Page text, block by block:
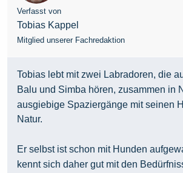
Verfasst von
Tobias Kappel
Mitglied unserer Fachredaktion
Tobias lebt mit zwei Labradoren, die
Balu und Simba hören, zusammen in
ausgiebige Spaziergänge mit seinen
Natur.
Er selbst ist schon mit Hunden
kennt sich daher gut mit den